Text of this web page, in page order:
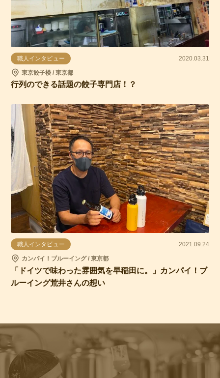
職人インタビュー 2020.03.31
東京餃子楼 / 東京都
行列のできる話題の餃子専門店！？
職人インタビュー 2021.09.24
カンパイ！ブルーイング / 東京都
「ドイツで味わった雰囲気を早稲田に。」カンパイ！ブ
ルーイング荒井さんの想い